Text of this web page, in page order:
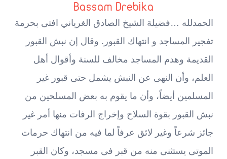
Bassam Drebika
الحمدلله …فضيلة الشيخ الصادق الغرياني افتى بحرمة
تفجير المساجد و انتهاك القبور. وقال إن نبش القبور
القديمة وهدم المساجد مخالف للسنة وأقوال أهل
العلم، وأن النهى عن النبش يشمل حتى قبور غير
المسلمين أيضاً، وأن ما يقوم به بعض المسلحين من
نبش القبور بقوة السلاح وإخراج الرفات منها أمر غير
جائز شرعاً وغير لائق عرفاً لما فيه من انتهاك حرمات
الموتى يستثنى منه من قبر فى مسجد، وكان القبر